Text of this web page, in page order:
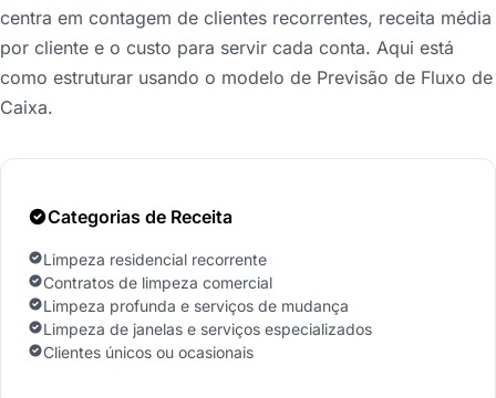
centra em contagem de clientes recorrentes, receita média
por cliente e o custo para servir cada conta. Aqui está
como estruturar usando o modelo de Previsão de Fluxo de
Caixa.
Categorias de Receita
Limpeza residencial recorrente
Contratos de limpeza comercial
Limpeza profunda e serviços de mudança
Limpeza de janelas e serviços especializados
Clientes únicos ou ocasionais